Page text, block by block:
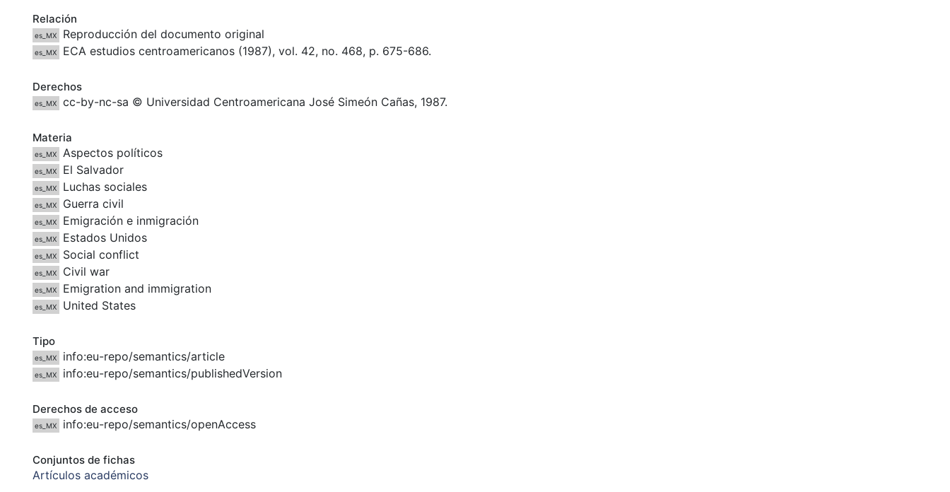
Relación
es_MX Reproducción del documento original
es_MX ECA estudios centroamericanos (1987), vol. 42, no. 468, p. 675-686.
Derechos
es_MX cc-by-nc-sa © Universidad Centroamericana José Simeón Cañas, 1987.
Materia
es_MX Aspectos políticos
es_MX El Salvador
es_MX Luchas sociales
es_MX Guerra civil
es_MX Emigración e inmigración
es_MX Estados Unidos
es_MX Social conflict
es_MX Civil war
es_MX Emigration and immigration
es_MX United States
Tipo
es_MX info:eu-repo/semantics/article
es_MX info:eu-repo/semantics/publishedVersion
Derechos de acceso
es_MX info:eu-repo/semantics/openAccess
Conjuntos de fichas
Artículos académicos